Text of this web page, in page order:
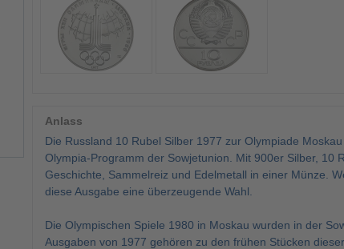
Anlass
Die Russland 10 Rubel Silber 1977 zur Olympiade
Olympia-Programm der Sowjetunion. Mit 900er Silber, 10
Geschichte, Sammelreiz und Edelmetall in einer Münze.
diese Ausgabe eine überzeugende Wahl.
Die Olympischen Spiele 1980 in Moskau wurden in der
Ausgaben von 1977 gehören zu den frühen Stücken